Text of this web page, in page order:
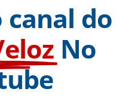
canal do
No